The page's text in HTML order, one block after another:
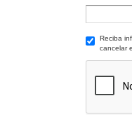
Reciba
cancelar